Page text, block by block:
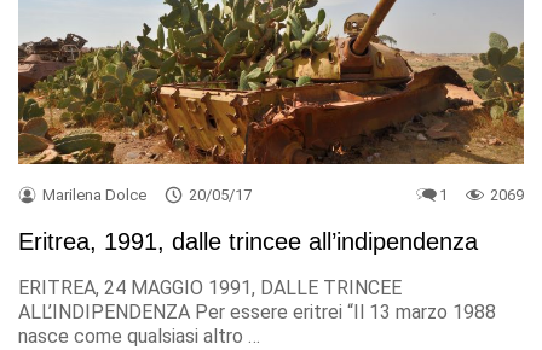
Marilena Dolce 20/05/17 1 2069
Eritrea, 1991, dalle trincee all’indipendenza
ERITREA, 24 MAGGIO 1991, DALLE TRINCEE
ALL’INDIPENDENZA Per essere eritrei “Il 13 marzo 1988
nasce come qualsiasi altro …